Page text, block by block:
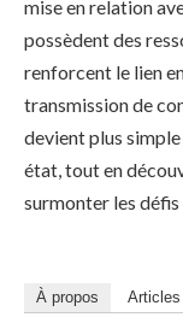
mise en relation
possèdent des
renforcent le lien
transmission de
devient plus
état, tout en
surmonter les
À propos